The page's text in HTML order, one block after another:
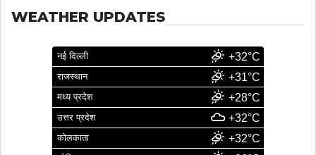
WEATHER UPDATES
नई दिल्ली +32°C
राजस्थान +31°C
मध्य प्रदेश +28°C
उत्तर प्रदेश +32°C
कोलकाता +32°C